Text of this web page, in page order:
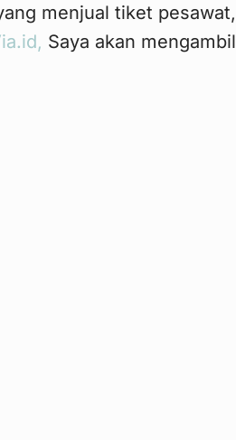
menjual tiket pesawat,
Saya akan mengambil